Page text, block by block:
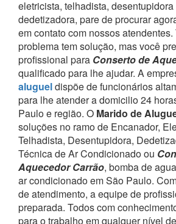
eletricista, telhadista,
dedetizadora, pare de procurar
em contato com nossos atendentes.
problema tem solução, mas você
profissional para Conserto de
qualificado para lhe ajudar. A
alugueldispõe de funcionários
para lhe atender a domicilio 24
Paulo e região. O Marido de
soluções no ramo de Encanador,
Telhadista, Desentupidora,
Técnica de Ar Condicionado ou
Aquecedor Carrão, bomba de
ar condicionado em São Paulo.
de atendimento, a equipe de
preparada. Todos com
para o trabalho em qualquer nível